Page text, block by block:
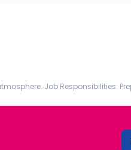
Prepare and input daily